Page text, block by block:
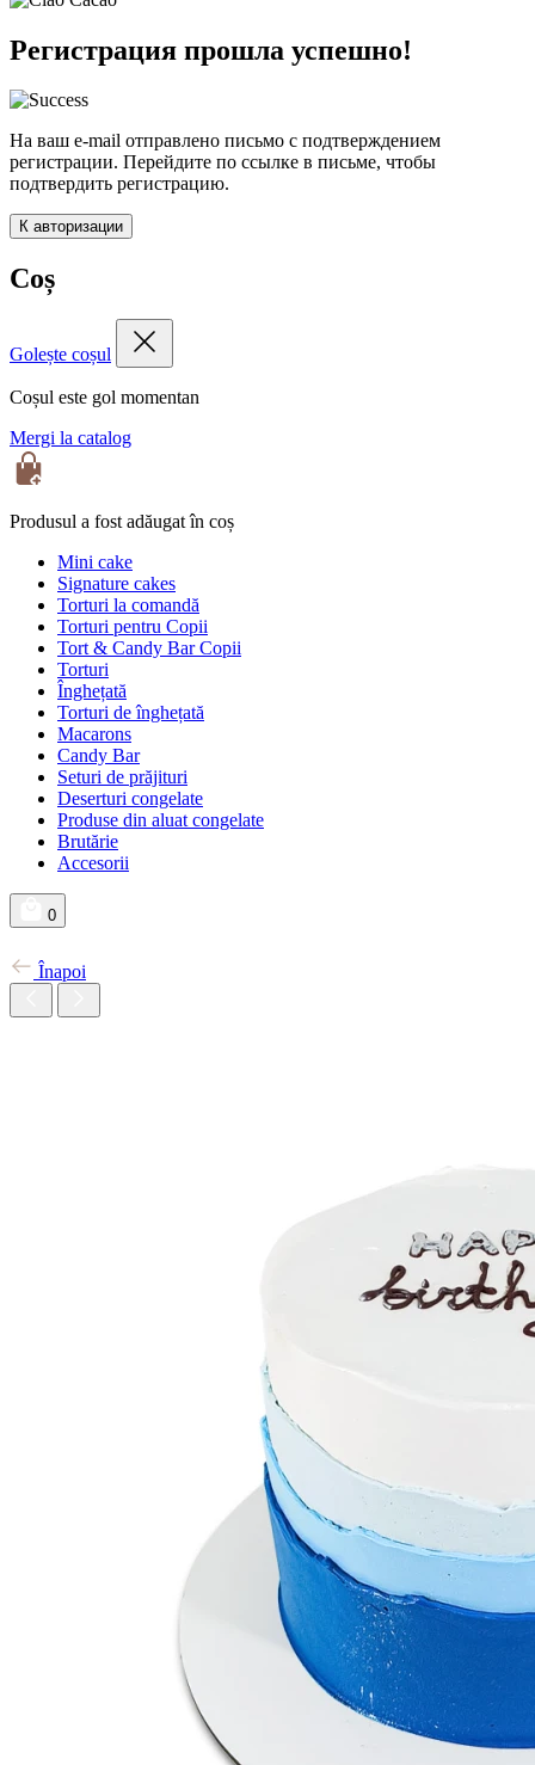
Регистрация прошла успешно!
На ваш e-mail отправлено письмо с подтверждением
регистрации. Перейдите по ссылке в письме, чтобы
подтвердить регистрацию.
К авторизации
Coș
Golește coșul
Coșul este gol momentan
Mergi la catalog
Produsul a fost adăugat în coș
Mini cake
Signature cakes
Torturi la comandă
Torturi pentru Copii
Tort & Candy Bar Copii
Torturi
Înghețată
Torturi de înghețată
Macarons
Candy Bar
Seturi de prăjituri
Deserturi congelate
Produse din aluat congelate
Brutărie
Accesorii
0
Înapoi